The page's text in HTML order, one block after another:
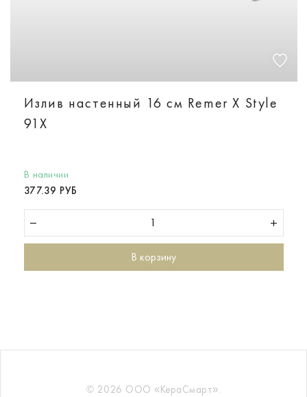
Излив настенный 16 см Remer X Style
91X
В наличии
377.39 РУБ
В корзину
© 2026 ООО «КераСмарт».